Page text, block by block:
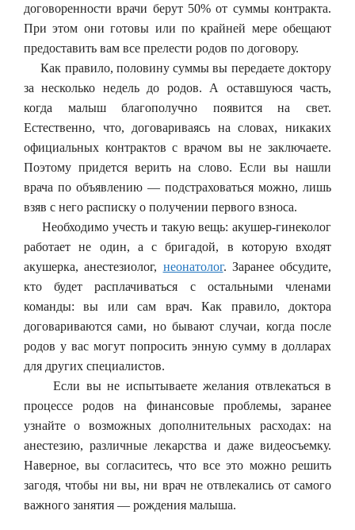
договоренности врачи берут 50% от суммы контракта.
При этом они готовы или по крайней мере обещают
предоставить вам все прелести родов по договору.
Как правило, половину суммы вы передаете доктору
за несколько недель до родов. А оставшуюся часть,
когда малыш благополучно появится на свет.
Естественно, что, договариваясь на словах, никаких
официальных контрактов с врачом вы не заключаете.
Поэтому придется верить на слово. Если вы нашли
врача по объявлению — подстраховаться можно, лишь
взяв с него расписку о получении первого взноса.
Необходимо учесть и такую вещь: акушер-гинеколог
работает не один, а с бригадой, в которую входят
акушерка, анестезиолог, неонатолог. Заранее обсудите,
кто будет расплачиваться с остальными членами
команды: вы или сам врач. Как правило, доктора
договариваются сами, но бывают случаи, когда после
родов у вас могут попросить энную сумму в долларах
для других специалистов.
Если вы не испытываете желания отвлекаться в
процессе родов на финансовые проблемы, заранее
узнайте о возможных дополнительных расходах: на
анестезию, различные лекарства и даже видеосъемку.
Наверное, вы согласитесь, что все это можно решить
загодя, чтобы ни вы, ни врач не отвлекались от самого
важного занятия — рождения малыша.